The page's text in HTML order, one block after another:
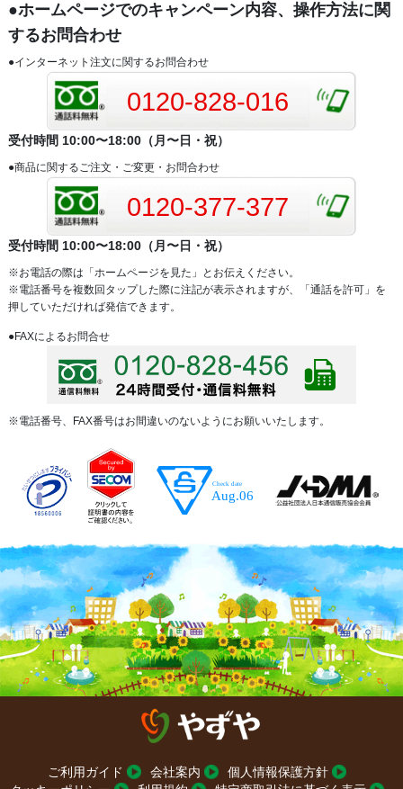
●ホームページでのキャンペーン内容、操作方法に関
するお問合わせ
●インターネット注文に関するお問合わせ
0120-828-016
受付時間 10:00〜18:00（月〜日・祝）
●商品に関するご注文・ご変更・お問合わせ
0120-377-377
受付時間 10:00〜18:00（月〜日・祝）
※お電話の際は「ホームページを見た」とお伝えください。
※電話番号を複数回タップした際に注記が表示されますが、「通話を許可」を
押していただければ発信できます。
●FAXによるお問合せ
※電話番号、FAX番号はお間違いのないようにお願いいたします。
ご利用ガイド 会社案内
個人情報保護方針